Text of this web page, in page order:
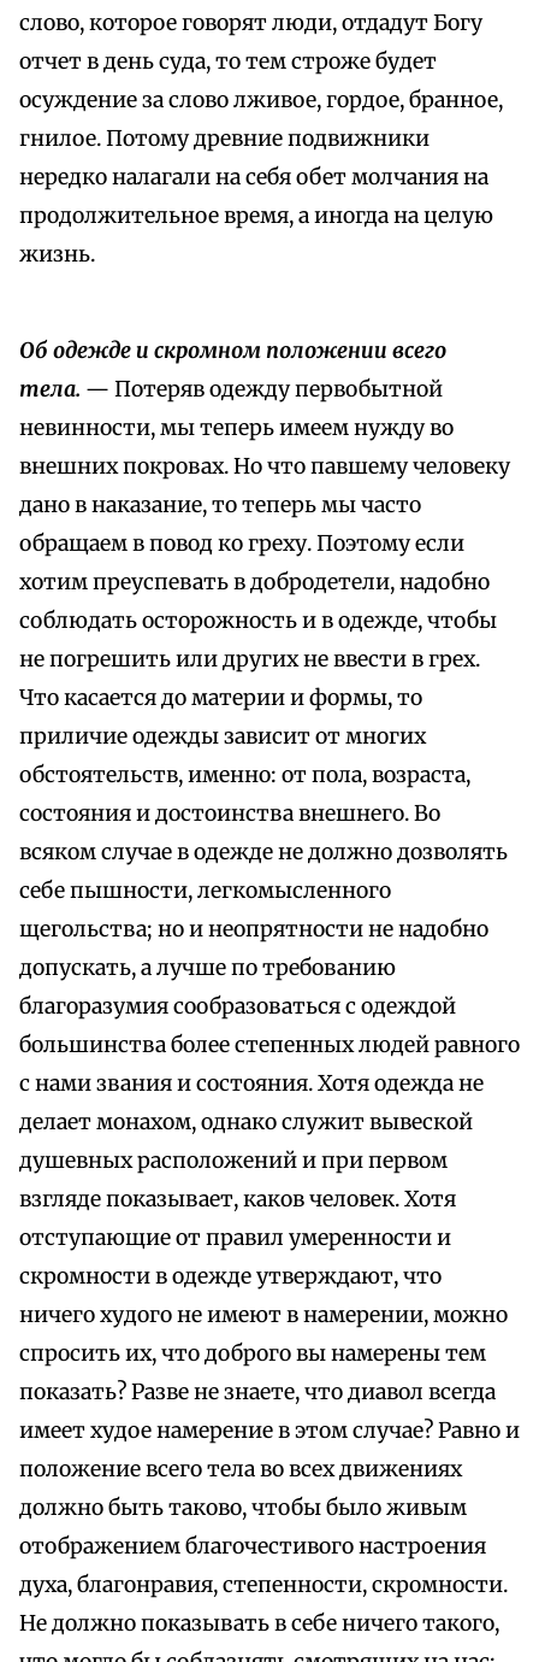
слово, которое говорят люди, отдадут Богу
отчет в день суда, то тем строже будет
осуждение за слово лживое, гордое, бранное,
гнилое. Потому древние подвижники
нередко налагали на себя обет молчания на
продолжительное время, а иногда на целую
жизнь.
Об одежде и скромном положении всего
тела. — Потеряв одежду первобытной
невинности, мы теперь имеем нужду во
внешних покровах. Но что павшему человеку
дано в наказание, то теперь мы часто
обращаем в повод ко греху. Поэтому если
хотим преуспевать в добродетели, надобно
соблюдать осторожность и в одежде, чтобы
не погрешить или других не ввести в грех.
Что касается до материи и формы, то
приличие одежды зависит от многих
обстоятельств, именно: от пола, возраста,
состояния и достоинства внешнего. Во
всяком случае в одежде не должно дозволять
себе пышности, легкомысленного
щегольства; но и неопрятности не надобно
допускать, а лучше по требованию
благоразумия сообразоваться с одеждой
большинства более степенных людей равного
с нами звания и состояния. Хотя одежда не
делает монахом, однако служит вывеской
душевных расположений и при первом
взгляде показывает, каков человек. Хотя
отступающие от правил умеренности и
скромности в одежде утверждают, что
ничего худого не имеют в намерении, можно
спросить их, что доброго вы намерены тем
показать? Разве не знаете, что диавол всегда
имеет худое намерение в этом случае? Равно и
положение всего тела во всех движениях
должно быть таково, чтобы было живым
отображением благочестивого настроения
духа, благонравия, степенности, скромности.
Не должно показывать в себе ничего такого,